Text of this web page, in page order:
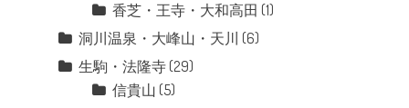
香芝・王寺・大和高田 (1)
洞川温泉・大峰山・天川 (6)
生駒・法隆寺(29)
信貴山 (5)